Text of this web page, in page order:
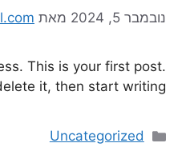
נובמבר 5, 2024 מאת
This is your first post.
it, then start writing!
קטגוריות
Uncategorized